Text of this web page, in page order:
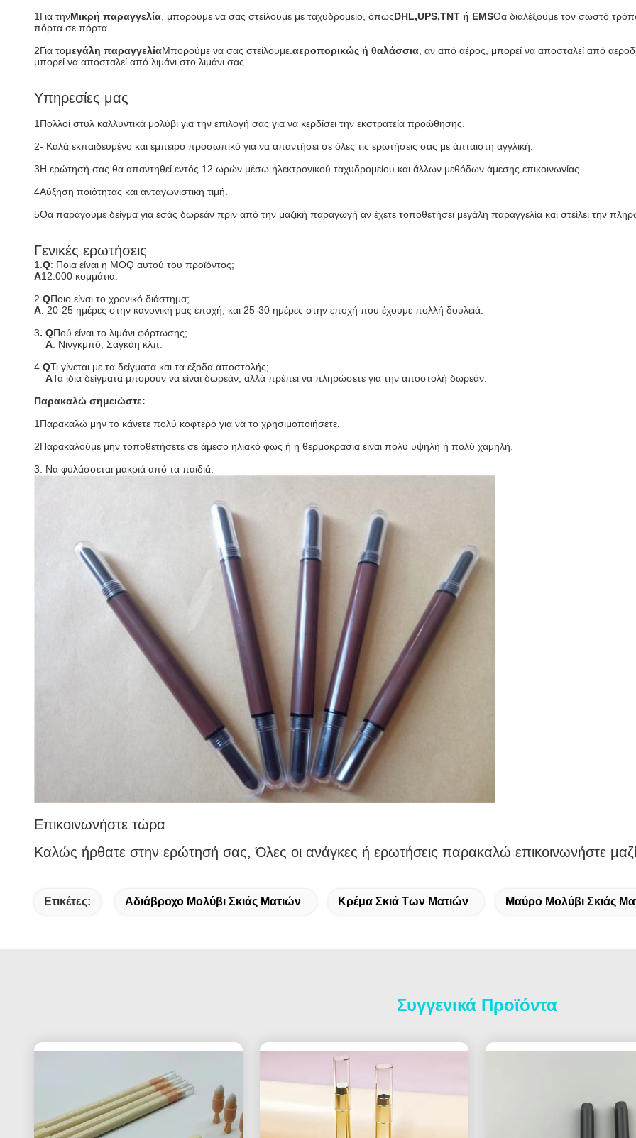
1Για τηνΜικρή παραγγελία , μπορούμε να σας στείλουμε με ταχυδρομείο, όπωςDHL,UPS,TNT ή EMSΘα διαλέξουμε τον σωστό
πόρτα σε πόρτα.
2Για τομεγάλη παραγγελίαΜπορούμε να σας στείλουμε. αεροπορικώς ή θαλάσσια , αν από αέρος, μπορεί να αποσταλεί από
μπορεί να αποσταλεί από λιμάνι στο λιμάνι σας.
Υπηρεσίες μας
1Πολλοί στυλ καλλυντικά μολύβι για την επιλογή σας για να κερδίσει την εκστρατεία προώθησης.
2- Καλά εκπαιδευμένο και έμπειρο προσωπικό για να απαντήσει σε όλες τις ερωτήσεις σας με άπταιστη αγγλική.
3Η ερώτησή σας θα απαντηθεί εντός 12 ωρών μέσω ηλεκτρονικού ταχυδρομείου και άλλων μεθόδων άμεσης επικοινωνίας.
4Αύξηση ποιότητας και ανταγωνιστική τιμή.
5Θα παράγουμε δείγμα για εσάς δωρεάν πριν από την μαζική παραγωγή αν έχετε τοποθετήσει μεγάλη παραγγελία και στείλει την
Γενικές ερωτήσεις
1. Q: Ποια είναι η MOQ αυτού του προϊόντος;
Α12.000 κομμάτια.
2. QΠοιο είναι το χρονικό διάστημα;
Α: 20-25 ημέρες στην κανονική μας εποχή, και 25-30 ημέρες στην εποχή που έχουμε πολλή δουλειά.
3. QΠού είναι το λιμάνι φόρτωσης;
Α: Νινγκμπό, Σαγκάη κλπ.
4. QΤι γίνεται με τα δείγματα και τα έξοδα αποστολής;
ΑΤα ίδια δείγματα μπορούν να είναι δωρεάν, αλλά πρέπει να πληρώσετε για την αποστολή δωρεάν.
Παρακαλώ σημειώστε:
1Παρακαλώ μην το κάνετε πολύ κοφτερό για να το χρησιμοποιήσετε.
2Παρακαλούμε μην τοποθετήσετε σε άμεσο ηλιακό φως ή η θερμοκρασία είναι πολύ υψηλή ή πολύ χαμηλή.
3. Να φυλάσσεται μακριά από τα παιδιά.
Επικοινωνήστε τώρα
Καλώς ήρθατε στην ερώτησή σας, Όλες οι ανάγκες ή ερωτήσεις παρακαλώ επικοινωνήστε
Ετικέτες: Αδιάβροχο Μολύβι Σκιάς Ματιών Κρέμα Σκιά Των Ματιών Μαύρο Μολύβι Σκιάς
Συγγενικά Προϊόντα